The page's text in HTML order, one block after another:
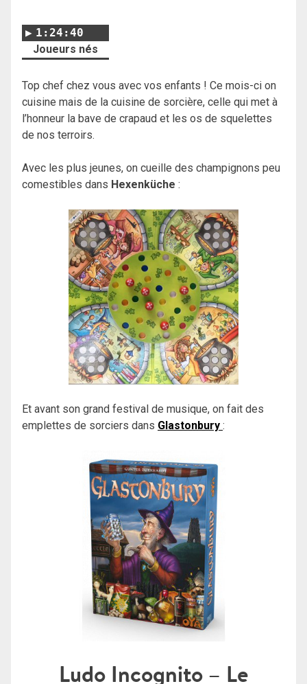
1:24:40
Joueurs nés
Top chef chez vous avec vos enfants ! Ce mois-ci on
cuisine mais de la cuisine de sorcière, celle qui met à
l’honneur la bave de crapaud et les os de squelettes
de nos terroirs.
Avec les plus jeunes, on cueille des champignons peu
comestibles dans Hexenküche :
Et avant son grand festival de musique, on fait des
emplettes de sorciers dans Glastonbury :
Ludo Incognito – Le